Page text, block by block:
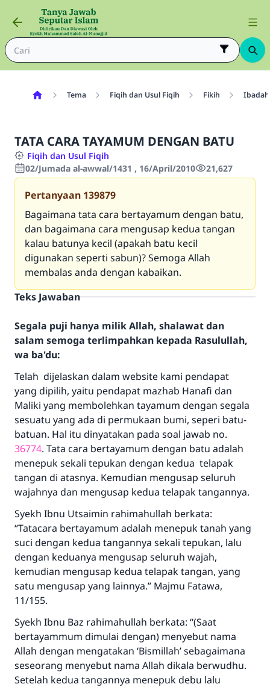
Tema Fiqih dan Usul Fiqih Fikih
TATA CARA TAYAMUM DENGAN BATU
Fiqih dan Usul Fiqih
02/Jumada al-awwal/1431 , 16/April/2010
21,627
Pertanyaan 139879
Bagaimana tata cara bertayamum dengan batu,
dan bagaimana cara mengusap kedua tangan
kalau batunya kecil (apakah batu kecil
digunakan seperti sabun)? Semoga Allah
membalas anda dengan kabaikan.
Teks Jawaban
Segala puji hanya milik Allah, shalawat dan
salam semoga terlimpahkan kepada Rasulullah,
wa ba'du:
Telah dijelaskan dalam website kami pendapat
yang dipilih, yaitu pendapat mazhab Hanafi dan
Maliki yang membolehkan tayamum dengan segala
sesuatu yang ada di permukaan bumi, seperi batu-
batuan. Hal itu dinyatakan pada soal jawab no.
36774. Tata cara bertayamum dengan batu adalah
menepuk sekali tepukan dengan kedua telapak
tangan di atasnya. Kemudian mengusap seluruh
wajahnya dan mengusap kedua telapak tangannya.
Syekh Ibnu Utsaimin rahimahullah berkata:
“Tatacara bertayamum adalah menepuk tanah yang
suci dengan kedua tangannya sekali tepukan, lalu
dengan keduanya mengusap seluruh wajah,
kemudian mengusap kedua telapak tangan, yang
satu mengusap yang lainnya.” Majmu Fatawa,
11/155.
Syekh Ibnu Baz rahimahullah berkata: “(Saat
bertayammum dimulai dengan) menyebut nama
Allah dengan mengatakan ‘Bismillah’ sebagaimana
seseorang menyebut nama Allah dikala berwudhu.
Setelah kedua tangannya menepuk debu lalu